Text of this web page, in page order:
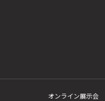
オンライン展示会